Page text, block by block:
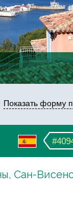
Показать форму
Сан-